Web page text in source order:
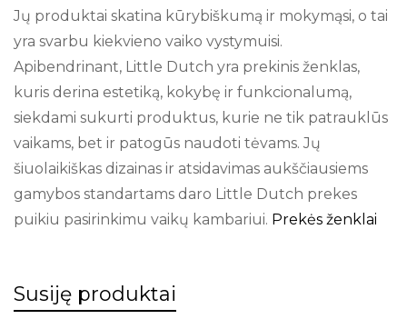
Jų produktai skatina kūrybiškumą ir mokymąsi, o tai
yra svarbu kiekvieno vaiko vystymuisi.
Apibendrinant, Little Dutch yra prekinis ženklas,
kuris derina estetiką, kokybę ir funkcionalumą,
siekdami sukurti produktus, kurie ne tik patrauklūs
vaikams, bet ir patogūs naudoti tėvams. Jų
šiuolaikiškas dizainas ir atsidavimas aukščiausiems
gamybos standartams daro Little Dutch prekes
puikiu pasirinkimu vaikų kambariui. Prekės ženklai
Susiję produktai